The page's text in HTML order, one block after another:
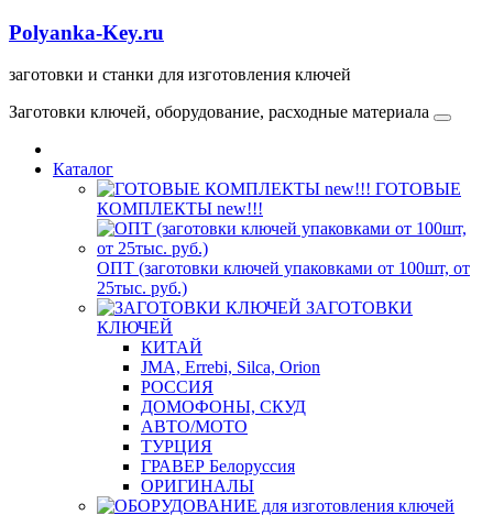
Polyanka-Key.ru
заготовки и станки для изготовления ключей
Заготовки ключей, оборудование, расходные материала
Каталог
ГОТОВЫЕ
КОМПЛЕКТЫ new!!!
ОПТ (заготовки ключей упаковками от 100шт, от
25тыс. руб.)
ЗАГОТОВКИ
КЛЮЧЕЙ
КИТАЙ
JMA, Errebi, Silca, Orion
РОССИЯ
ДОМОФОНЫ, СКУД
ABTO/МОТО
ТУРЦИЯ
ГРАВЕР Белоруссия
ОРИГИНАЛЫ